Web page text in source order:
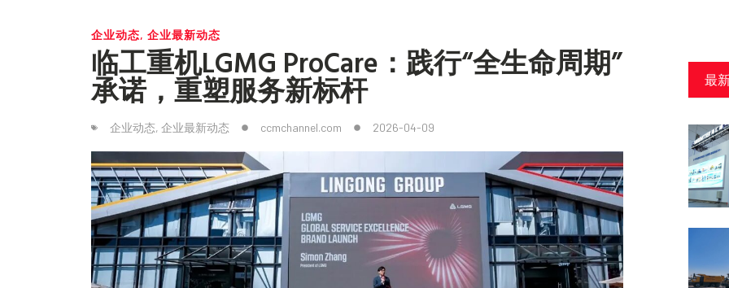
企业动态, 企业最新动态
临工重机LGMG ProCare：践行“全生命周期”
承诺，重塑服务新标杆
企业动态, 企业最新动态 ccmchannel.com 2026-04-09
最